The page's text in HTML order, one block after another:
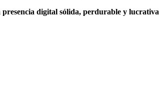
presencia digital sólida, perdurable y lucrativa